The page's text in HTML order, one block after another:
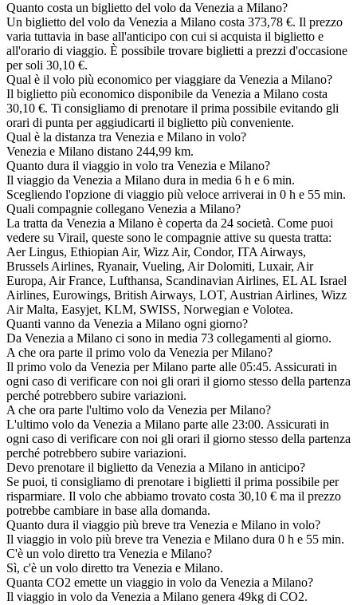
Quanto costa un biglietto del volo da Venezia a Milano?
Un biglietto del volo da Venezia a Milano costa 373,78 €. Il prezzo
varia tuttavia in base all'anticipo con cui si acquista il biglietto e
all'orario di viaggio. È possibile trovare biglietti a prezzi d'occasione
per soli 30,10 €.
Qual è il volo più economico per viaggiare da Venezia a Milano?
Il biglietto più economico disponibile da Venezia a Milano costa
30,10 €. Ti consigliamo di prenotare il prima possibile evitando gli
orari di punta per aggiudicarti il biglietto più conveniente.
Qual è la distanza tra Venezia e Milano in volo?
Venezia e Milano distano 244,99 km.
Quanto dura il viaggio in volo tra Venezia e Milano?
Il viaggio da Venezia a Milano dura in media 6 h e 6 min.
Scegliendo l'opzione di viaggio più veloce arriverai in 0 h e 55 min.
Quali compagnie collegano Venezia a Milano?
La tratta da Venezia a Milano è coperta da 24 società. Come puoi
vedere su Virail, queste sono le compagnie attive su questa tratta:
Aer Lingus, Ethiopian Air, Wizz Air, Condor, ITA Airways,
Brussels Airlines, Ryanair, Vueling, Air Dolomiti, Luxair, Air
Europa, Air France, Lufthansa, Scandinavian Airlines, EL AL Israel
Airlines, Eurowings, British Airways, LOT, Austrian Airlines, Wizz
Air Malta, Easyjet, KLM, SWISS, Norwegian e Volotea.
Quanti vanno da Venezia a Milano ogni giorno?
Da Venezia a Milano ci sono in media 73 collegamenti al giorno.
A che ora parte il primo volo da Venezia per Milano?
Il primo volo da Venezia per Milano parte alle 05:45. Assicurati in
ogni caso di verificare con noi gli orari il giorno stesso della partenza
perché potrebbero subire variazioni.
A che ora parte l'ultimo volo da Venezia per Milano?
L'ultimo volo da Venezia a Milano parte alle 23:00. Assicurati in
ogni caso di verificare con noi gli orari il giorno stesso della partenza
perché potrebbero subire variazioni.
Devo prenotare il biglietto da Venezia a Milano in anticipo?
Se puoi, ti consigliamo di prenotare i biglietti il prima possibile per
risparmiare. Il volo che abbiamo trovato costa 30,10 € ma il prezzo
potrebbe cambiare in base alla domanda.
Quanto dura il viaggio più breve tra Venezia e Milano in volo?
Il viaggio in volo più breve tra Venezia e Milano dura 0 h e 55 min.
C'è un volo diretto tra Venezia e Milano?
Sì, c'è un volo diretto tra Venezia e Milano.
Quanta CO2 emette un viaggio in volo da Venezia a Milano?
Il viaggio in volo da Venezia a Milano genera 49kg di CO2.